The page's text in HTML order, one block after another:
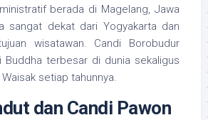
berada di Magelang, Jawa
sangat dekat dari Yogyakarta dan
wisatawan. Candi Borobudur
Buddha terbesar di dunia sekaligus
setiap tahunnya.
dan Candi Pawon